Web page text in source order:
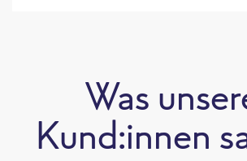
Was
Kund:innen